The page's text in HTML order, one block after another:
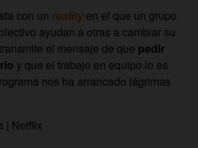
con un reality en el que un grupo
ayudan a otras a cambiar su
el mensaje de que pedir
y que el trabajo en equipo lo es
nos ha arrancado lágrimas
| Netflix